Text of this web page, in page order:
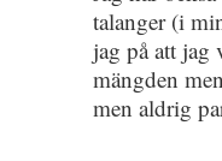
talanger (i
jag på att jag
mängden
men aldrig